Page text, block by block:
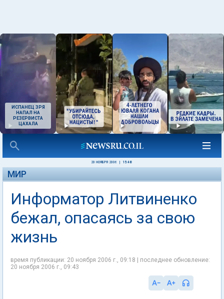
ИСПАНЕЦ ЗРЯ
НАПАЛ НА
РЕЗЕРВИСТА
ЦАХАЛА
20 НОЯБРЯ 2006 15:48
МИР
Информатор Литвиненко
бежал, опасаясь за свою
жизнь
время публикации: 20 ноября 2006 г., 09:18 | последнее обновление:
20 ноября 2006 г., 09:43